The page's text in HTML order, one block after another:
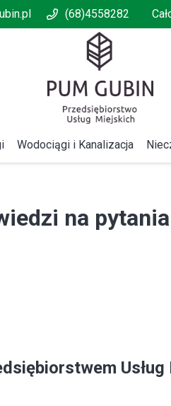
(68)4558282
Wodociągi i Kanalizacja
na